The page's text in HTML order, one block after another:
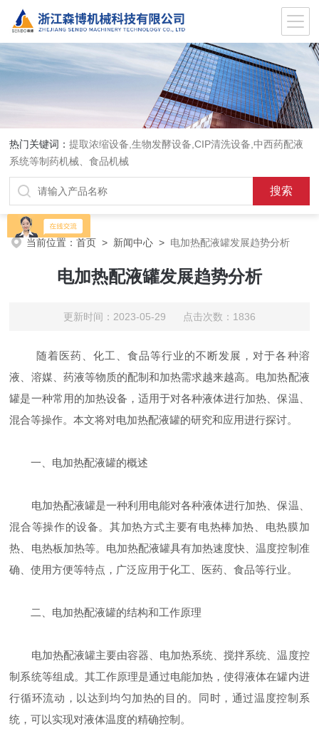
热门关键词：提取浓缩设备,生物发酵设备,CIP清洗设备,中西药配液
系统等制药机械、食品机械
当前位置：首页 > 新闻中心 > 电加热配液罐发展趋势分析
电加热配液罐发展趋势分析
更新时间：2023-05-29 点击次数：1836
随着医药、化工、食品等行业的不断发展，对于各种溶
液、溶媒、药液等物质的配制和加热需求越来越高。电加热配液
罐是一种常用的加热设备，适用于对各种液体进行加热、保温、
混合等操作。本文将对电加热配液罐的研究和应用进行探讨。
一、电加热配液罐的概述
电加热配液罐是一种利用电能对各种液体进行加热、保温、
混合等操作的设备。其加热方式主要有电热棒加热、电热膜加
热、电热板加热等。电加热配液罐具有加热速度快、温度控制准
确、使用方便等特点，广泛应用于化工、医药、食品等行业。
二、电加热配液罐的结构和工作原理
电加热配液罐主要由容器、电加热系统、搅拌系统、温度控
制系统等组成。其工作原理是通过电能加热，使得液体在罐内进
行循环流动，以达到均匀加热的目的。同时，通过温度控制系
统，可以实现对液体温度的精确控制。